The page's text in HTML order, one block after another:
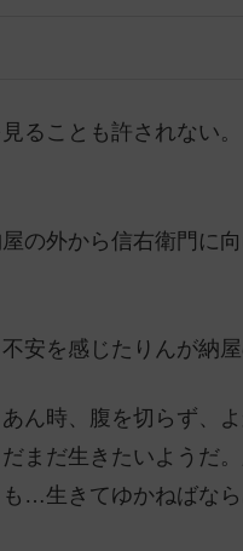
ることも許されない
の外から信右衛門に
安を感じたりんが納
ん時、腹を切らず、
まだ生きたいようだ
…生きてゆかねばな